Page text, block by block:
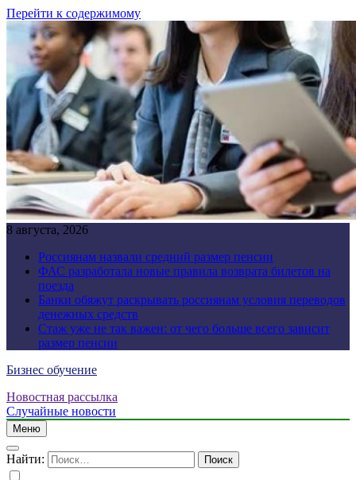
Перейти к содержимому
8 августа, 2026
Россиянам назвали средний размер пенсии
ФАС разработала новые правила возврата билетов на
поезда
Банки обяжут раскрывать россиянам условия переводов
денежных средств
Стаж уже не так важен: от чего больше всего зависит
размер пенсии
Бизнес обучение
Новостная рассылка
Случайные новости
Меню
Найти: